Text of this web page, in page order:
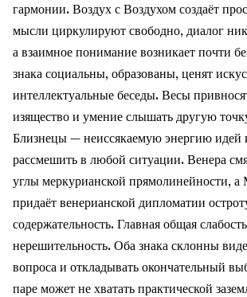
гармонии. Воздух с Воздухом создаёт
мысли циркулируют свободно, диалог
а взаимное понимание возникает почти
знака социальны, образованы, ценят
интеллектуальные беседы. Весы
изящество и умение слышать другую
Близнецы — неиссякаемую энергию идей
рассмешить в любой ситуации. Венера
углы меркурианской прямолинейности, а
придаёт венерианской дипломатии
содержательность. Главная общая
нерешительность. Оба знака склонны
вопроса и откладывать окончательный
паре может не хватать практической